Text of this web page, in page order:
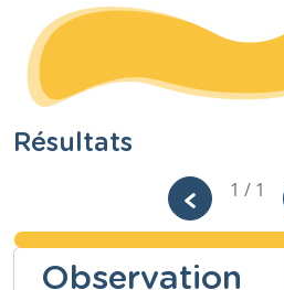
Résultats
1 / 1
Observation